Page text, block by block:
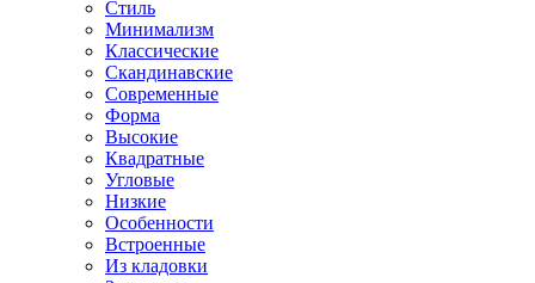
Стиль
Минимализм
Классические
Скандинавские
Современные
Форма
Высокие
Квадратные
Угловые
Низкие
Особенности
Встроенные
Из кладовки